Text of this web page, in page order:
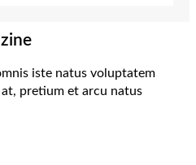
iste natus voluptatem
pretium et arcu natus